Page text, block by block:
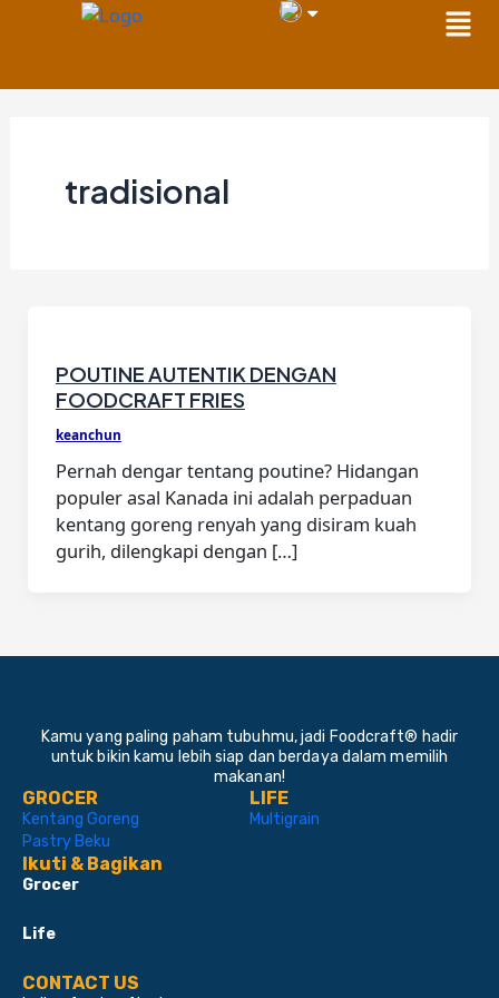
tradisional
POUTINE AUTENTIK DENGAN
FOODCRAFT FRIES
keanchun
Pernah dengar tentang poutine? Hidangan
populer asal Kanada ini adalah perpaduan
kentang goreng renyah yang disiram kuah
gurih, dilengkapi dengan […]
Kamu yang paling paham tubuhmu, jadi Foodcraft® hadir
untuk bikin kamu lebih siap dan berdaya dalam memilih
makanan!
GROCER
Kentang Goreng
Pastry Beku
LIFE
Multigrain
Ikuti & Bagikan
Grocer
Life
CONTACT US